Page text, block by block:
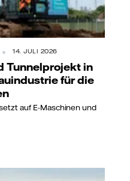
14. JULI 2026
Tunnelprojekt in
für die
auf E-Maschinen und